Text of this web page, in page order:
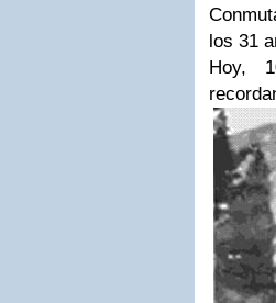
los 31
Hoy,